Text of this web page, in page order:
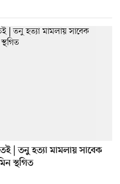
| তনু হত্যা মামলায় সাবেক
স্থগিত